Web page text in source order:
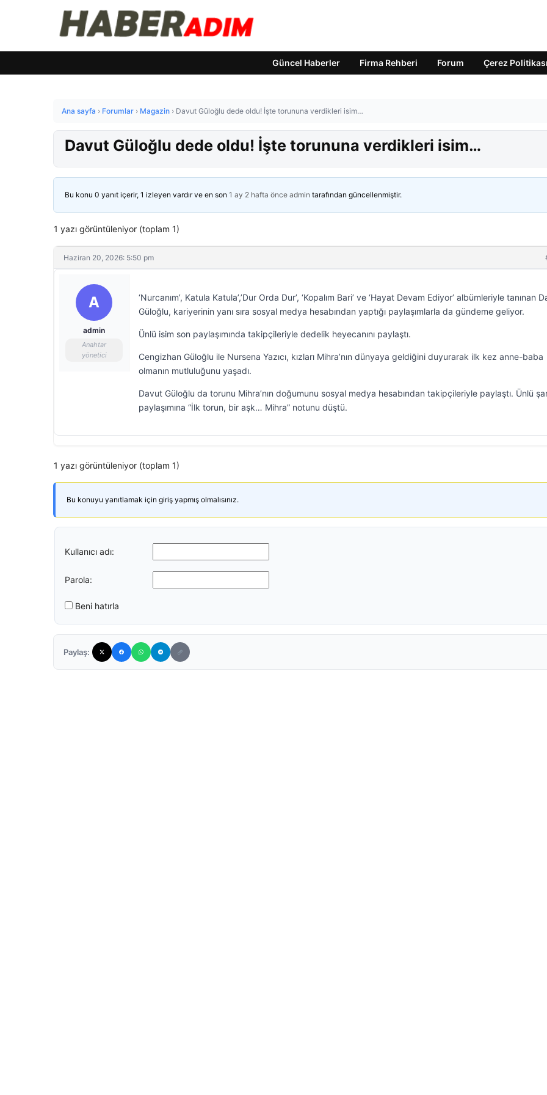
Güncel Haberler Firma Rehberi Forum Çerez Politikası
Ana sayfa › Forumlar › Magazin › Davut Güloğlu dede oldu! İşte torununa verdikleri isim…
Davut Güloğlu dede oldu! İşte torununa verdikleri isim…
Bu konu 0 yanıt içerir, 1 izleyen vardır ve en son 1 ay 2 hafta önce admin tarafından güncellenmiştir.
1 yazı görüntüleniyor (toplam 1)
Haziran 20, 2026: 5:50 pm
A
admin
Anahtar
yönetici
‘Nurcanım’, Katula Katula’,’Dur Orda Dur’, ‘Kopalım Bari’ ve ‘Hayat Devam Ediyor’ albümleriyle tanınan
Güloğlu, kariyerinin yanı sıra sosyal medya hesabından yaptığı paylaşımlarla da gündeme geliyor.
Ünlü isim son paylaşımında takipçileriyle dedelik heyecanını paylaştı.
Cengizhan Güloğlu ile Nursena Yazıcı, kızları Mihra’nın dünyaya geldiğini duyurarak ilk kez anne-baba
olmanın mutluluğunu yaşadı.
Davut Güloğlu da torunu Mihra’nın doğumunu sosyal medya hesabından takipçileriyle paylaştı. Ünlü
paylaşımına “İlk torun, bir aşk… Mihra” notunu düştü.
1 yazı görüntüleniyor (toplam 1)
Bu konuyu yanıtlamak için giriş yapmış olmalısınız.
Kullanıcı adı:
Parola:
Beni hatırla
Paylaş: